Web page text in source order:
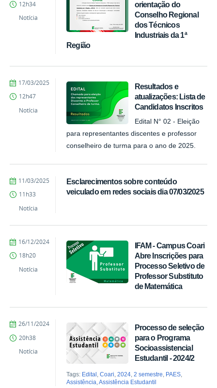
orientação do
Conselho Regional
dos Técnicos
Industriais da 1ª
Região
COARI12h34
Notícia
Resultados e
atualizações: Lista de
Candidatos Inscritos
Edital N° 02 - Eleição
para representantes discentes e professor
conselheiro de turma para o ano de 2025.
por
COARI
publicado
17/03/2025
12h47
Notícia
Esclarecimentos sobre conteúdo
veiculado em redes sociais dia 07/03/2025
por
COARI
publicado
11/03/2025
11h33
Notícia
IFAM - Campus Coari
Abre Inscrições para
Processo Seletivo de
Professor Substituto
de Matemática
por
COARI
publicado
16/12/2024
18h20
Notícia
Processo de seleção
para o Programa
Socioassistencial
Estudantil - 2024/2
Tags: Edital ,Coari,2024,2 semestre, PAES,
Assistência,Assistência Estudantil
por
COARI
publicado
26/11/2024
20h38
Notícia